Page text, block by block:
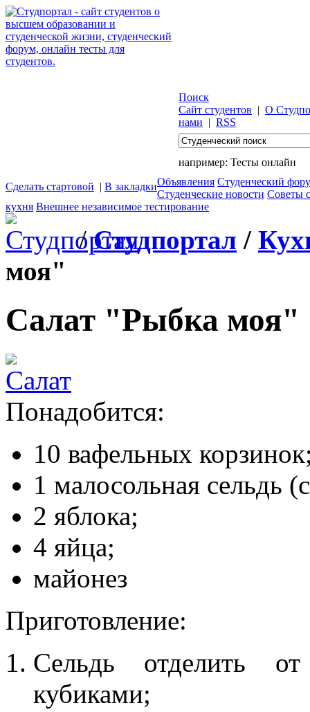
Поиск
Сайт студентов | О
нами | RSS
например: Тесты онлайн
Сделать стартовой | В закладкиОбъявления Студенческий
Студенческие новости Советы
кухня Внешнее независимое тестирование
/Студпортал /
моя"
Салат "Рыбка моя"
Понадобится:
10 вафельных
1 малосольная сельдь
2 яблока;
4 яйца;
майонез
Приготовление:
Сельдь отделить
кубиками;